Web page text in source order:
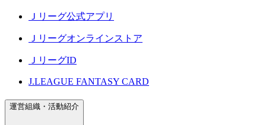
Ｊリーグ公式アプリ
Ｊリーグオンラインストア
ＪリーグID
J.LEAGUE FANTASY CARD
運営組織・活動紹介